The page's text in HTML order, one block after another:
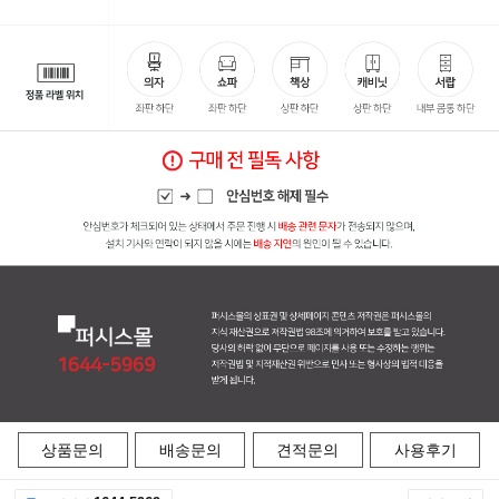
상품문의 배송문의 견적문의 사용후기